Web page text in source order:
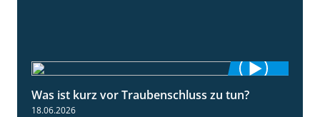
5:04
Was ist kurz vor Traubenschluss zu tun?
18.06.2026